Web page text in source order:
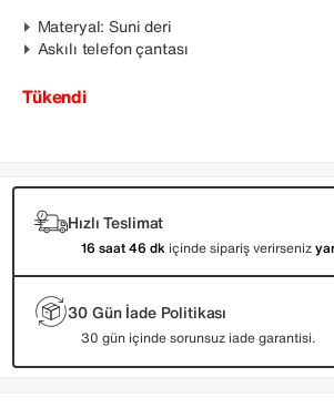
Materyal: Suni deri
Askılı telefon çantası
Tükendi
Hızlı Teslimat
16 saat 46 dk içinde sipariş verirseniz
30 Gün İade Politikası
30 gün içinde sorunsuz iade garantisi.